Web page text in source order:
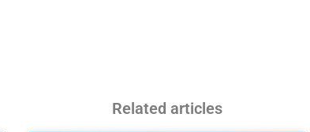
Related articles